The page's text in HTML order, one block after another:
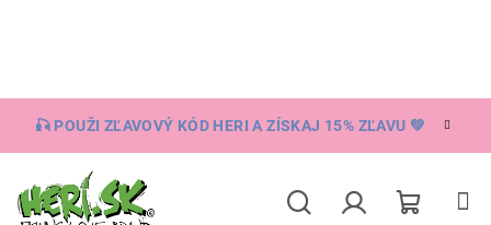
🎣 POUŽI ZĽAVOVÝ KÓD HERI A ZÍSKAJ 15% ZĽAVU 💚